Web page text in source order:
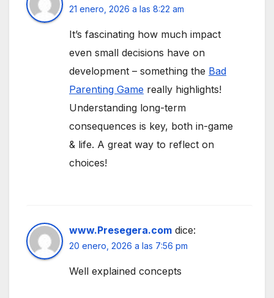
21 enero, 2026 a las 8:22 am
It’s fascinating how much impact
even small decisions have on
development – something the Bad
Parenting Game really highlights!
Understanding long-term
consequences is key, both in-game
& life. A great way to reflect on
choices!
www.Presegera.com dice:
20 enero, 2026 a las 7:56 pm
Well explained concepts